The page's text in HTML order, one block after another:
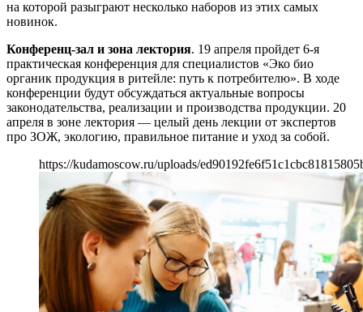
на которой разыграют несколько наборов из этих самых
новинок.
Конференц-зал и зона лектория. 19 апреля пройдет 6-я
практическая конференция для специалистов «Эко био
органик продукция в ритейле: путь к потребителю». В ходе
конференции будут обсуждаться актуальные вопросы
законодательства, реализации и производства продукции. 20
апреля в зоне лектория — целый день лекции от экспертов
про ЗОЖ, экологию, правильное питание и уход за собой.
https://kudamoscow.ru/uploads/